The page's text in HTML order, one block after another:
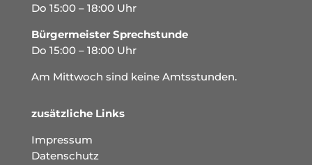
Do 15:00 – 18:00 Uhr
Bürgermeister Sprechstunde
Do 15:00 – 18:00 Uhr
Am Mittwoch sind keine Amtsstunden.
zusätzliche Links
Impressum
Datenschutz